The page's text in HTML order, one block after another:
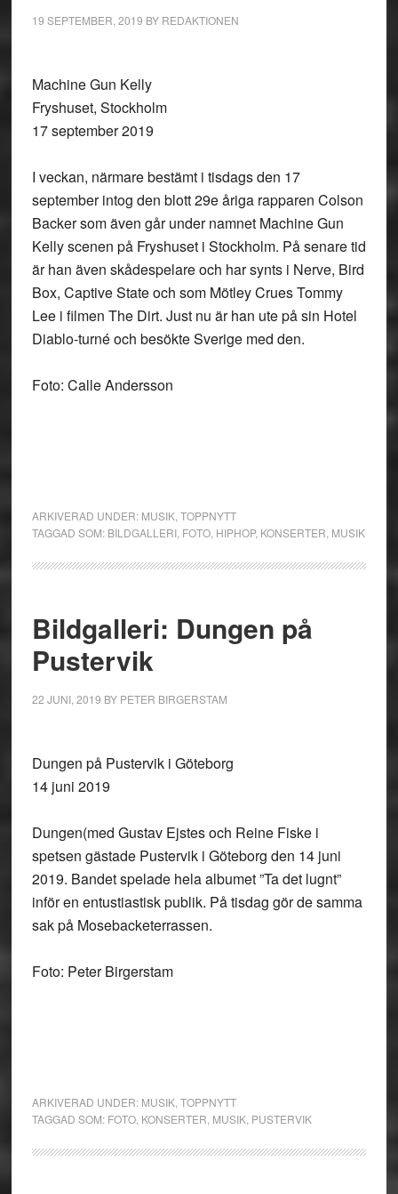
19 SEPTEMBER, 2019 BY REDAKTIONEN
Machine Gun Kelly
Fryshuset, Stockholm
17 september 2019
I veckan, närmare bestämt i tisdags den 17
september intog den blott 29e åriga rapparen Colson
Backer som även går under namnet Machine Gun
Kelly scenen på Fryshuset i Stockholm. På senare tid
är han även skådespelare och har synts i Nerve, Bird
Box, Captive State och som Mötley Crues Tommy
Lee i filmen The Dirt. Just nu är han ute på sin Hotel
Diablo-turné och besökte Sverige med den.
Foto: Calle Andersson
ARKIVERAD UNDER: MUSIK, TOPPNYTT
TAGGAD SOM: BILDGALLERI, FOTO, HIPHOP, KONSERTER MUSIK
Bildgalleri: Dungen på
Pustervik
22 JUNI, 2019 BY PETER BIRGERSTAM
Dungen på Pustervik i Göteborg
14 juni 2019
Dungen(med Gustav Ejstes och Reine Fiske i
spetsen gästade Pustervik i Göteborg den 14 juni
2019. Bandet spelade hela albumet ”Ta det lugnt”
inför en entustiastisk publik. På tisdag gör de samma
sak på Mosebacketerrassen.
Foto: Peter Birgerstam
ARKIVERAD UNDER: MUSIK, TOPPNYTT
TAGGAD SOM: FOTO, KONSERTER MUSIK, PUSTERVIK